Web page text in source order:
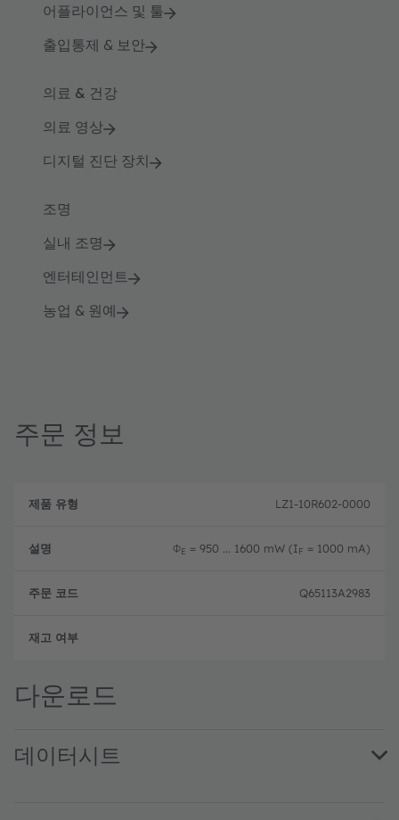
어플라이언스 및 툴
출입통제 & 보안
의료 & 건강
의료 영상
디지털 진단 장치
조명
실내 조명
엔터테인먼트
농업 & 원예
주문 정보
품
설
LZ1-10R602-0000
ΦE = 950 ... 1600 mW (IF = 1000 mA)
Q65113A2983
다운로드
데이터시트